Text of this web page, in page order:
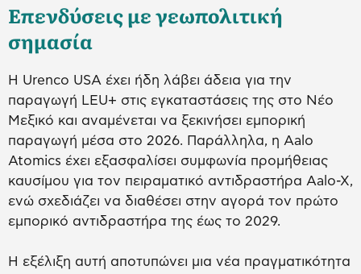
Επενδύσεις με γεωπολιτική
σημασία
Η Urenco USA έχει ήδη λάβει άδεια για την
παραγωγή LEU+ στις εγκαταστάσεις της στο Νέο
Μεξικό και αναμένεται να ξεκινήσει εμπορική
παραγωγή μέσα στο 2026. Παράλληλα, η Aalo
Atomics έχει εξασφαλίσει συμφωνία προμήθειας
καυσίμου για τον πειραματικό αντιδραστήρα Aalo-X,
ενώ σχεδιάζει να διαθέσει στην αγορά τον πρώτο
εμπορικό αντιδραστήρα της έως το 2029.
Η εξέλιξη αυτή αποτυπώνει μια νέα πραγματικότητα